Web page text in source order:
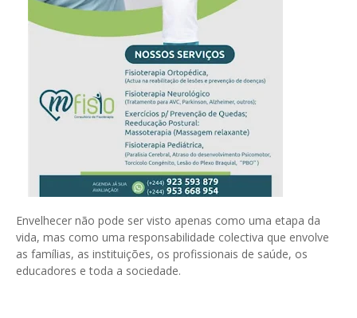
Envelhecer não pode ser visto apenas como uma etapa da
vida, mas como uma responsabilidade colectiva que envolve
as famílias, as instituições, os profissionais de saúde, os
educadores e toda a sociedade.